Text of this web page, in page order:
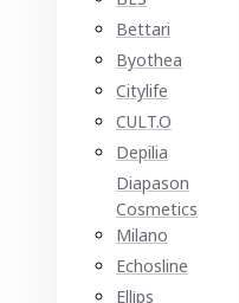
Bettari
Byothea
Citylife
CULT.O
Depilia
Diapason
Cosmetics
Milano
Echosline
Ellірѕ